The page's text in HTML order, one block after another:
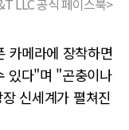
LLC 공식 페이스북>
카메라에 장착하면
있다"며 "곤충이나
신세계가 펼쳐진